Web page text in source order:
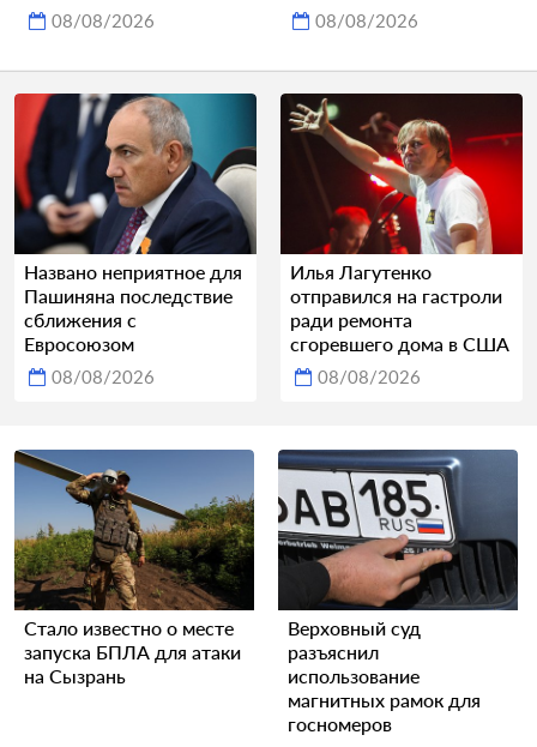
08/08/2026 08/08/2026
Названо неприятное для
Пашиняна последствие
сближения с
Евросоюзом
08/08/2026
Илья Лагутенко
отправился на гастроли
ради ремонта
сгоревшего дома в США
08/08/2026
Стало известно о месте
запуска БПЛА для атаки
на Сызрань
Верховный суд
разъяснил
использование
магнитных рамок для
госномеров